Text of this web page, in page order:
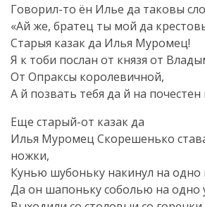
Говорил-то ён Илье да таковы
«Ай же, братец ты мой да
Старыя казак да Илья Муромец!
Я к тоби послан от князя от
От Опраксы королевичной,
А й позвать тебя да й на почестен
Еще старый-от казак да
Илья Муромец Скорешенько
ножки,
Кунью шубоньку накинул на одно
Да он шапоньку соболью на одно